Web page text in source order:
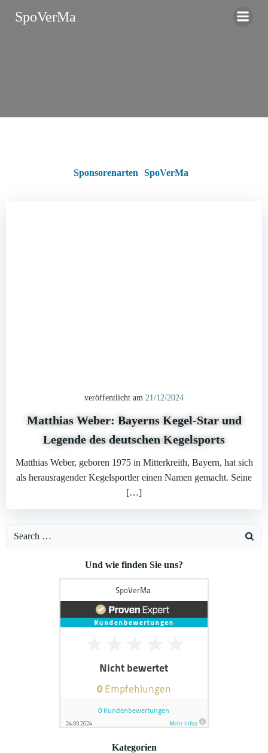
SpoVerMa
Sponsorenarten SpoVerMa
veröffentlicht am 21/12/2024
Matthias Weber: Bayerns Kegel-Star und
Legende des deutschen Kegelsports
Matthias Weber, geboren 1975 in Mitterkreith, Bayern, hat sich
als herausragender Kegelsportler einen Namen gemacht. Seine
[…]
Search
Und wie finden Sie uns?
Kategorien